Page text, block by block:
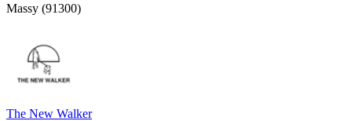
Massy (91300)
The New Walker